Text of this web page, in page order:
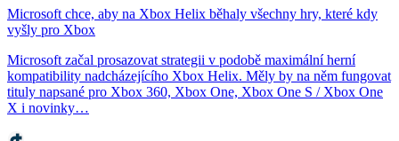
Microsoft chce, aby na Xbox Helix běhaly všechny hry, které kdy
vyšly pro Xbox
Microsoft začal prosazovat strategii v podobě maximální herní
kompatibility nadcházejícího Xbox Helix. Měly by na něm fungovat
tituly napsané pro Xbox 360, Xbox One, Xbox One S / Xbox One
X i novinky…